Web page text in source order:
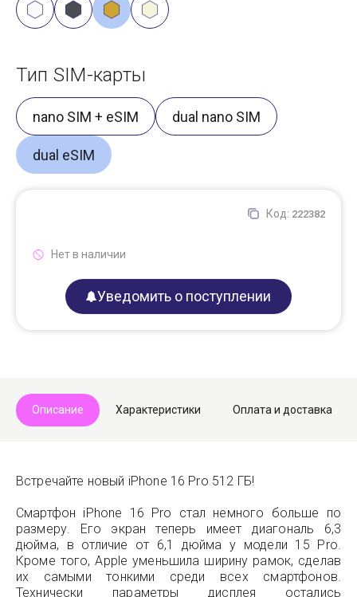
Тип SIM-карты
nano SIM + eSIM dual nano SIM
dual eSIM
Код: 222382
Нет в наличии
Уведомить о поступлении
Описание Характеристики Оплата и доставка
Встречайте новый iPhone 16 Pro 512 ГБ!
Смартфон iPhone 16 Pro стал немного больше по
размеру. Его экран теперь имеет диагональ 6,3
дюйма, в отличие от 6,1 дюйма у модели 15 Pro.
Кроме того, Apple уменьшила ширину рамок, сделав
их самыми тонкими среди всех смартфонов.
Технически параметры дисплея остались